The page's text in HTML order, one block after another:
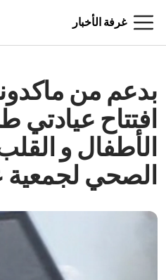
غرفة الأخبار
بدعم من
افتتاح عيادتي
الأطفال و
الصحي لجمعية